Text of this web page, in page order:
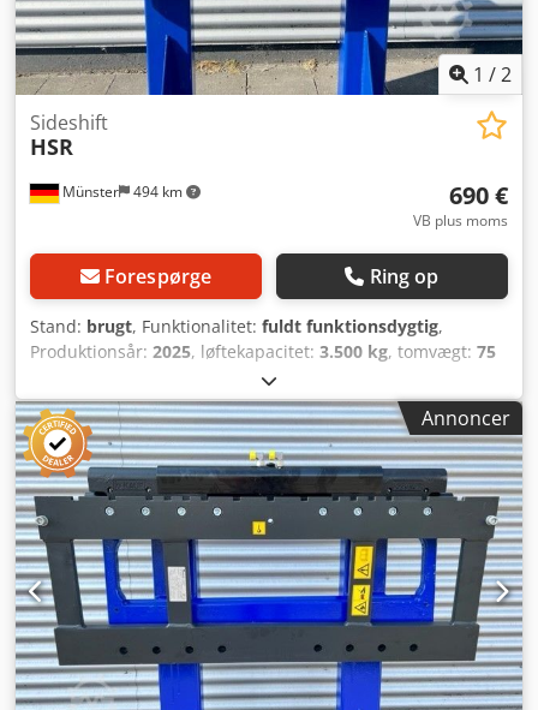
1 /2
Münster 494 km
Sideshift
HSR
690 €
VB plus moms
Forespørge Ring op
Stand: brugt, Funktionalitet: fuldt funktionsdygtig,
Produktionsår: 2025, løftekapacitet: 3.500 kg, tomvægt: 75
1.200 mm, konstruktionsbredde:
mm, Sideskifter Lastens tyngdepunkt: 500 ISO-klasse: ISO
Klasse 3 = 2.500 - 4.999 kg Dksdpfjlapzgsx Akxor Teknisk
stand: Ny Beskrivelse: Type: Sideskifter ISO/FEM med
glideskinner Monteringsklasse (ISO 2328): FEM3 Kapacitet
ved tyngdepunkt (Q1) (kg): 3500 Tyngdepunkt (LC) (mm):
500 Monteringsdybde (LL) (mm): 68 Total sideskift: 100+100
mm Mindste bredde på gaffelvogn (W6) (mm): 980 Maks.
rammebredde (W4) (mm): 1200 Horisontalt tyngdepunkt
(HCG) (mm): 29 Vægt af udstyr (G) (kg): 75 Udstyrsmodel: 1
Maks. arbejdstryk - sideskift (Bar): 220
Annoncer